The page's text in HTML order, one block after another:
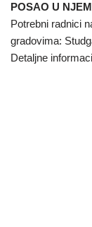
POSAO U
Potrebni radnici
gradovima:
Detaljne